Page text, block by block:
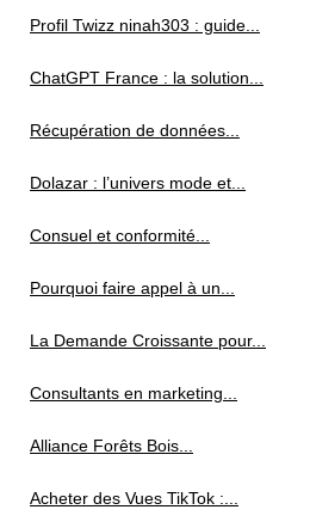
Profil Twizz ninah303 : guide...
ChatGPT France : la solution...
Récupération de données...
Dolazar : l’univers mode et...
Consuel et conformité...
Pourquoi faire appel à un...
La Demande Croissante pour...
Consultants en marketing...
Alliance Forêts Bois...
Acheter des Vues TikTok :...